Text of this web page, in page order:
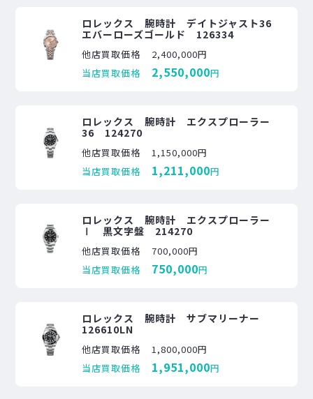
ロレックス 腕時計 デイトジャスト36
エバーローズゴールド 126334
他店買取価格
2,400,000円
当店買取価格
2,550,000円
ロレックス 腕時計 エクスプローラー
36 124270
他店買取価格
1,150,000円
当店買取価格
1,211,000円
ロレックス 腕時計 エクスプローラー
Ⅰ 黒文字盤 214270
他店買取価格
700,000円
当店買取価格
750,000円
ロレックス 腕時計 サブマリーナー
126610LN
他店買取価格
1,800,000円
当店買取価格
1,951,000円